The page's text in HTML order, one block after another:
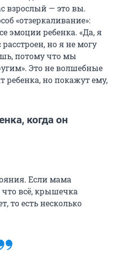
взрослый — это вы.
«отзеркаливание»:
эмоции ребенка. «Да, я
но я не могу
потому что мы
Это не волшебные
ребенка, но покажут ему,
когда он
Если мама
всё, крышечка
то есть несколько